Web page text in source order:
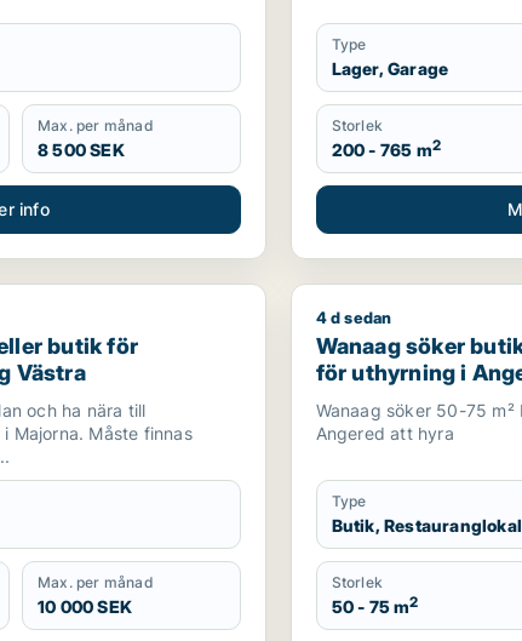
Max. per månad
8 500 SEK
info
Type
Lager, Garage
Storlek
200 - 765 m2
butik för uthyrning i Göteborg Västra
butik för
Västra
och ha nära till
Majorna. Måste finnas
Max. per månad
10 000 SEK
Wanaag söker butik
4 d sedan
Wanaag söker
för uthyrning i
Wanaag söker 50-75
Angered att hyra
Type
Butik, Restauranglokal
Storlek
50 - 75 m2